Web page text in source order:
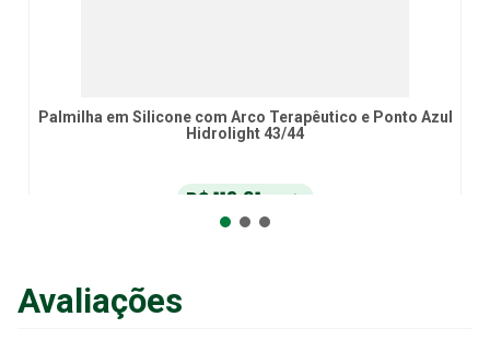
Palmilha em Silicone com Arco Terapêutico e Ponto Azul
Hidrolight 43/44
R$113,91no Pix
119, 90 em até
Adicionar ao Carrinho
Avaliações